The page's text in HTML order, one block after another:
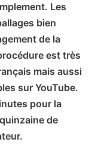
Les
bien
de la
est très
mais aussi
sur YouTube.
pour la
de